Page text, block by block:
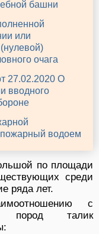
башни
или
очага
27.02.2020 О
вводного
пожарный водоем
по площади
среди
ряда лет.
с
пород талик